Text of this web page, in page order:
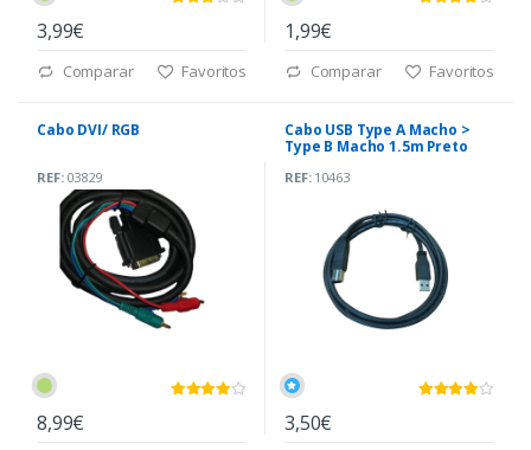
3,99€
Comparar Favoritos
1,99€
Comparar Favoritos
Cabo DVI/ RGB
REF:03829
8,99€
Cabo USB Type A Macho >
Type B Macho 1.5m Preto
REF:10463
3,50€